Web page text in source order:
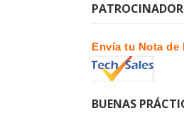
Envía tu Nota de
BUENAS